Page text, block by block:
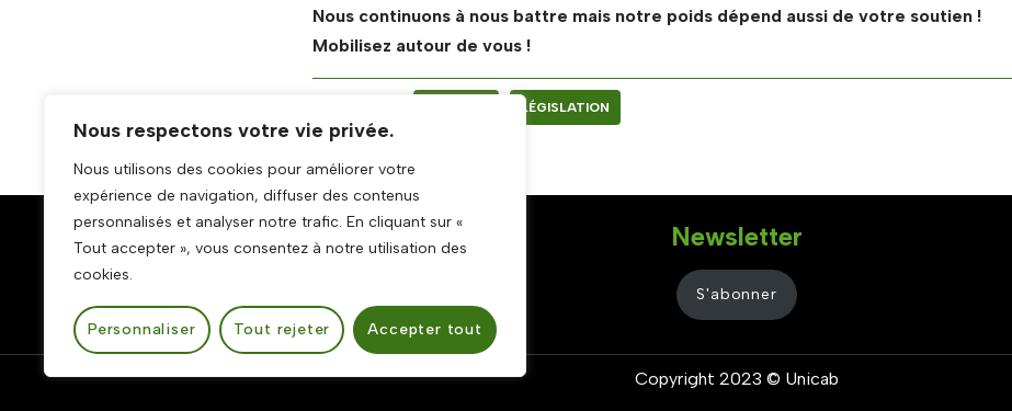
Nous respectons votre vie privée.
Nous utilisons des cookies pour améliorer votre
expérience de navigation, diffuser des contenus
personnalisés et analyser notre trafic. En cliquant sur «
Tout accepter », vous consentez à notre utilisation des
cookies.
Personnaliser Tout rejeter Accepter tout
Nous continuons à nous battre mais notre poids dépend aussi de votre soutien !
Mobilisez autour de vous !
LÉGISLATION
Mentions légales
Politique de confidentialité
Newsletter
S'abonner
Copyright 2023 © Unicab